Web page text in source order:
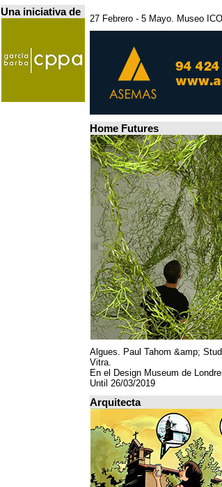
Una iniciativa de
27 Febrero - 5 Mayo. Museo
Home Futures
Algues. Paul Tahom &amp;
Vitra.
En el Design Museum de
Until 26/03/2019
Arquitecta